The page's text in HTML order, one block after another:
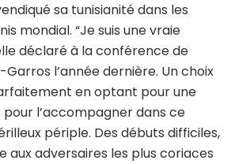
sa tunisianité dans les
mondial. “Je suis une vraie
déclaré à la conférence de
l’année dernière. Un choix
en optant pour une
l’accompagner dans ce
périple. Des débuts difficiles,
aux adversaires les plus coriaces